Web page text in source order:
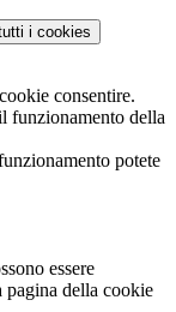
i cookies
consentire.
funzionamento della
potete
essere
pagina della cookie